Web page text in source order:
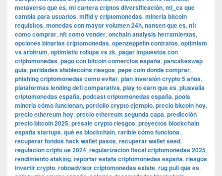
metaverso que es, mi cartera criptos diversificación, mi_ca que
cambia para usuarios, mifid y criptomonedas, minería bitcoin
requisitos, monedas con mayor volumen 24h, nansen que es, nft
como comprar, nft como vender, onchain analysis herramientas,
opciones binarias criptomonedas, openzeppelin contratos, optimism
vs arbitrum, optimistic rollups vs zk, pagar impuestos con
criptomonedas, pago con bitcoin comercios españa, pancakeswap
guia, paridades stablecoins riesgos, pepe coin donde comprar,
phishing criptomonedas como evitar, plan inversión crypto 5 años,
plataformas lending defi comparativa, play to earn que es, plusvalía
criptomonedas españa, podcast criptomonedas españa, pools
minería cómo funcionan, portfolio crypto ejemplo, precio bitcoin hoy,
precio ethereum hoy, precio ethereum segunda capa, predicción
precio bitcoin 2025, presale crypto riesgos, proyectos blockchain
españa startups, qué es blockchain, rarible cómo funciona,
recuperar fondos hack wallet pasos, recuperar wallet seed,
regulacion cripto ue 2024, regularizacion fiscal criptomonedas 2025,
rendimiento staking, reportar estafa criptomonedas españa, riesgos
invertir crypto, roboadvisor criptomonedas existe, rug pull que es,